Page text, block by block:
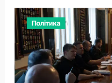
Політика